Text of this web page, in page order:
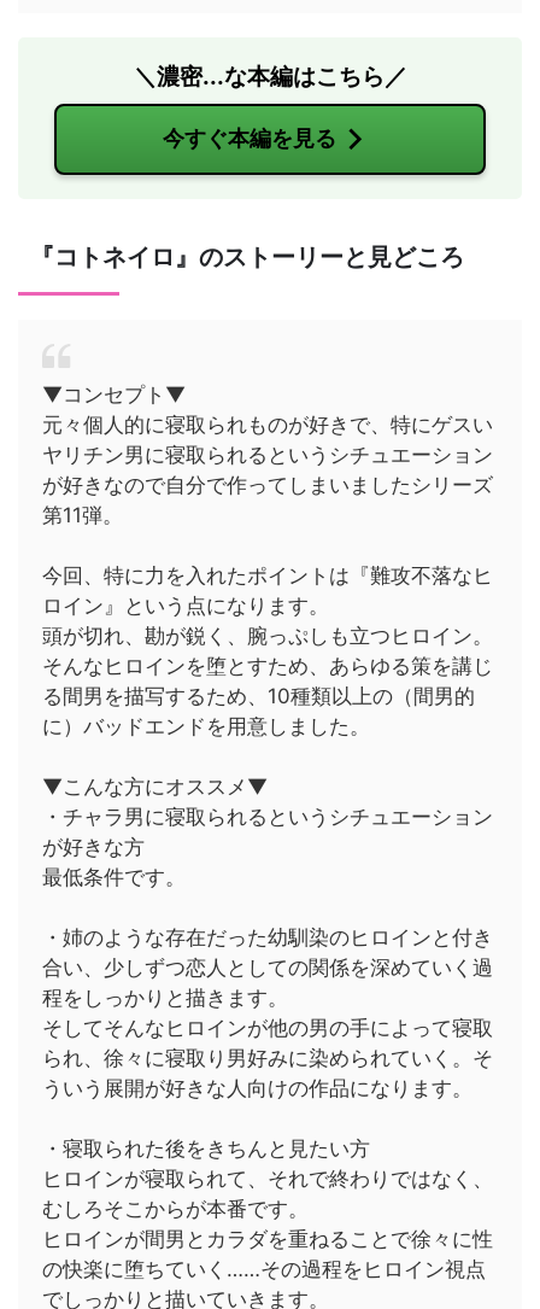
＼濃密...な本編はこちら／
今すぐ本編を見る
『コトネイロ』のストーリーと見どころ
▼コンセプト▼
元々個人的に寝取られものが好きで、特にゲスい
ヤリチン男に寝取られるというシチュエーション
が好きなので自分で作ってしまいましたシリーズ
第11弾。
今回、特に力を入れたポイントは『難攻不落なヒ
ロイン』という点になります。
頭が切れ、勘が鋭く、腕っぷしも立つヒロイン。
そんなヒロインを堕とすため、あらゆる策を講じ
る間男を描写するため、10種類以上の（間男的
に）バッドエンドを用意しました。
▼こんな方にオススメ▼
・チャラ男に寝取られるというシチュエーション
が好きな方
最低条件です。
・姉のような存在だった幼馴染のヒロインと付き
合い、少しずつ恋人としての関係を深めていく過
程をしっかりと描きます。
そしてそんなヒロインが他の男の手によって寝取
られ、徐々に寝取り男好みに染められていく。そ
ういう展開が好きな人向けの作品になります。
・寝取られた後をきちんと見たい方
ヒロインが寝取られて、それで終わりではなく、
むしろそこからが本番です。
ヒロインが間男とカラダを重ねることで徐々に性
の快楽に堕ちていく……その過程をヒロイン視点
でしっかりと描いていきます。